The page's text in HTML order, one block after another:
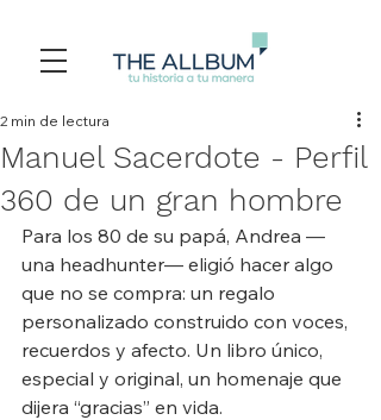
Manuel Sacerdote - Perfil
360 de un gran hombre
2 min de lectura
Para los 80 de su papá, Andrea —
una headhunter— eligió hacer algo
que no se compra: un regalo
personalizado construido con voces,
recuerdos y afecto. Un libro único,
especial y original, un homenaje que
dijera “gracias” en vida.